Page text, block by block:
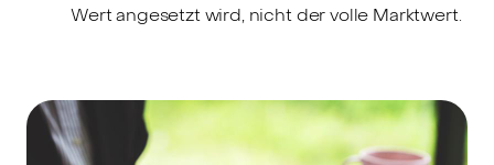
Wert angesetzt wird, nicht der volle Marktwert.